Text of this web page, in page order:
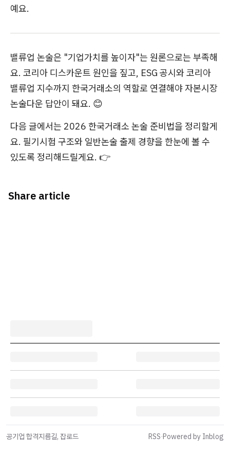
예요.
밸류업 논술은 "기업가치를 높이자"는 원론으로는 부족해
요. 코리아 디스카운트 원인을 짚고, ESG 공시와 코리아
밸류업 지수까지 한국거래소의 역할로 연결해야 자본시장
논술다운 답안이 돼요. 😊
다음 글에서는 2026 한국거래소 논술 준비법을 정리할게
요. 필기시험 구조와 일반논술 출제 경향을 한눈에 볼 수
있도록 정리해드릴게요. 👉
Share article
공기업 합격지름길, 잡로드 RSS·Powered by Inblog